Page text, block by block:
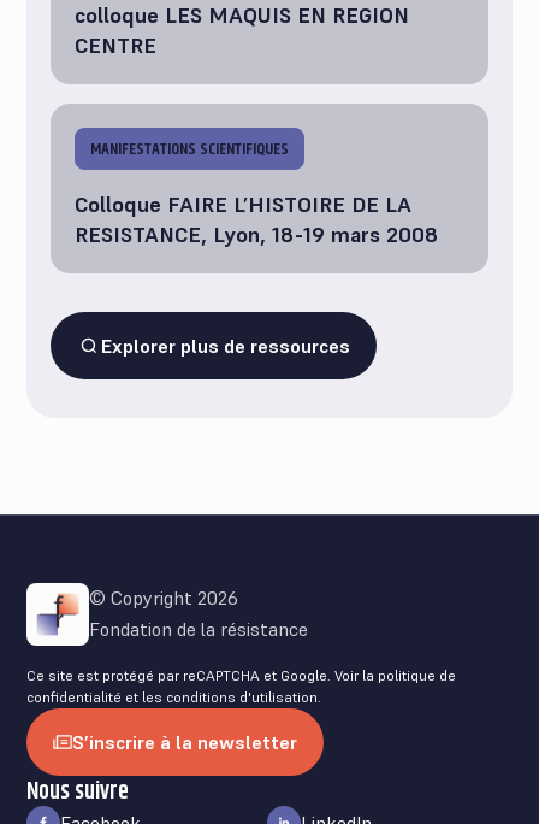
colloque LES MAQUIS EN REGION
CENTRE
MANIFESTATIONS SCIENTIFIQUES
Colloque FAIRE L’HISTOIRE DE LA
RESISTANCE, Lyon, 18-19 mars 2008
Explorer plus de ressources
© Copyright 2026
Fondation de la résistance
Ce site est protégé par reCAPTCHA et Google. Voir la politique de
confidentialité et les conditions d'utilisation.
S’inscrire à la newsletter
Nous suivre